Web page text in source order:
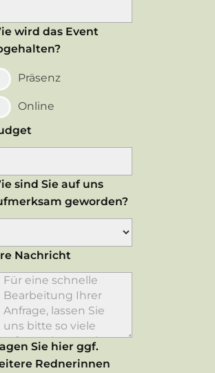
wird das Event
Präsenz
Online
sind Sie auf uns
geworden?
Nachricht
Sie hier ggf.
Rednerinnen